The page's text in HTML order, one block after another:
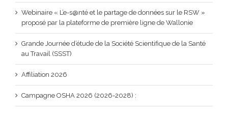
Webinaire « L’e-s@nté et le partage de données sur le RSW »
proposé par la plateforme de première ligne de Wallonie
Grande Journée d’étude de la Société Scientifique de la Santé
au Travail (SSST)
Affiliation 2026
Campagne OSHA 2026 (2026-2028) :